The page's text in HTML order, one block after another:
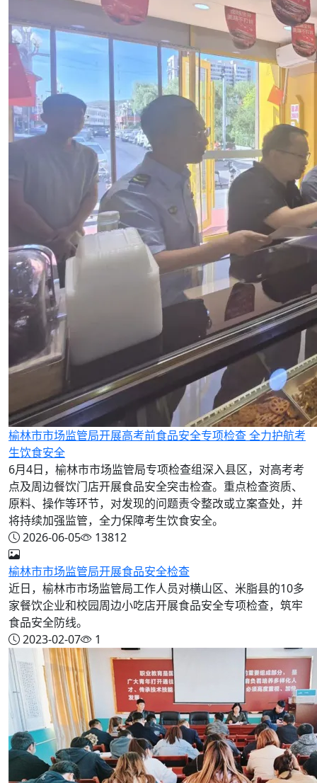
榆林市市场监管局开展高考前食品安全专项检查 全力护航考
生饮食安全
6月4日，榆林市市场监管局专项检查组深入县区，对高考考
点及周边餐饮门店开展食品安全突击检查。重点检查资质、
原料、操作等环节，对发现的问题责令整改或立案查处，并
将持续加强监管，全力保障考生饮食安全。
2026-06-05
13812
榆林市市场监管局开展食品安全检查
近日，榆林市市场监管局工作人员对横山区、米脂县的10多
家餐饮企业和校园周边小吃店开展食品安全专项检查，筑牢
食品安全防线。
2023-02-07
1